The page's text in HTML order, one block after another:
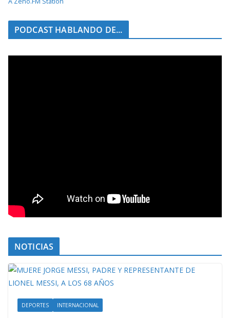
PODCAST HABLANDO DE...
NOTICIAS
DEPORTES INTERNACIONAL